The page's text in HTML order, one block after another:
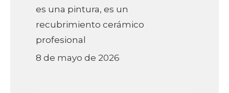
es una pintura, es un
recubrimiento cerámico
profesional
8 de mayo de 2026